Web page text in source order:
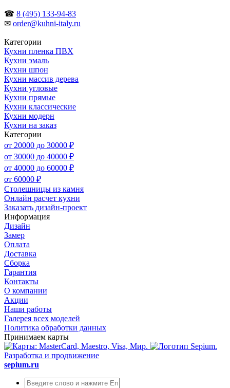
☎ 8 (495) 133-94-83
✉ order@kuhni-italy.ru
Категории
Кухни пленка ПВХ
Кухни эмаль
Кухни шпон
Кухни массив дерева
Кухни угловые
Кухни прямые
Кухни классические
Кухни модерн
Кухни на заказ
Категории
от 20000 до 30000 ₽
от 30000 до 40000 ₽
от 40000 до 60000 ₽
от 60000 ₽
Столешницы из камня
Онлайн расчет кухни
Заказать дизайн-проект
Информация
Дизайн
Замер
Оплата
Доставка
Сборка
Гарантия
Контакты
О компании
Акции
Наши работы
Галерея всех моделей
Политика обработки данных
Принимаем карты
Разработка и продвижение
sepium.ru